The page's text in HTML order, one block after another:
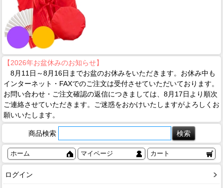
【2026年お盆休みのお知らせ】
8月11日～8月16日までお盆のお休みをいただきます。お休み中も
インターネット・FAXでのご注文は受付させていただいております。
お問い合わせ・ご注文確認の返信につきましては、8月17日より順次
ご連絡させていただきます。ご迷惑をおかけいたしますがよろしくお
願いいたします。
商品検索
ホーム マイページ カート
ログイン